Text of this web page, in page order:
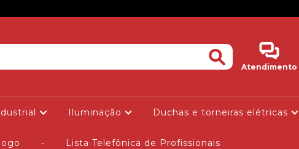
Atendimento
Iluminação Duchas e torneiras elétricas
- Lista Telefônica de Profissionais